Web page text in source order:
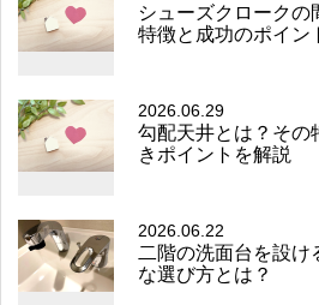
シューズクロークの
特徴と成功のポイン
2026.06.29
勾配天井とは？その
きポイントを解説
2026.06.22
二階の洗面台を設
な選び方とは？